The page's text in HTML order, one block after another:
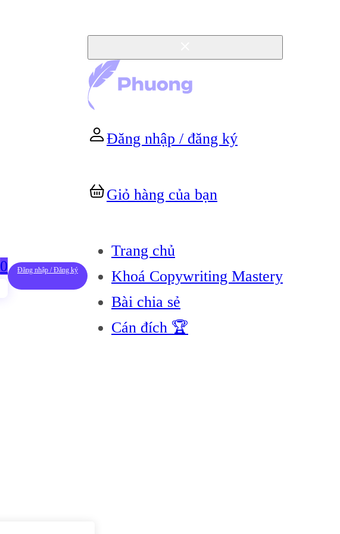
0 Đăng nhập / Đăng ký
Đăng nhập / đăng ký
Giỏ hàng của bạn
Trang chủ
Khoá Copywriting Mastery
Bài chia sẻ
Cán đích 🏆